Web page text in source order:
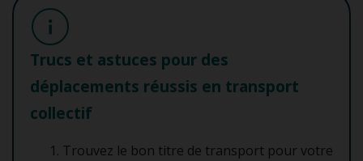
Trucs et astuces pour des
déplacements réussis en transport
collectif
Trouvez le bon titre de transport pour votre